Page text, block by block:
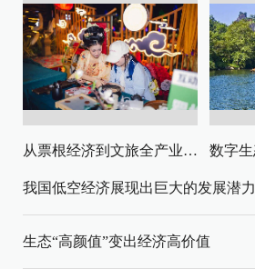
从票根经济到文旅全产业链升级
我国低空经济展现出巨大的发展潜力
生态“高颜值”变出经济高价值